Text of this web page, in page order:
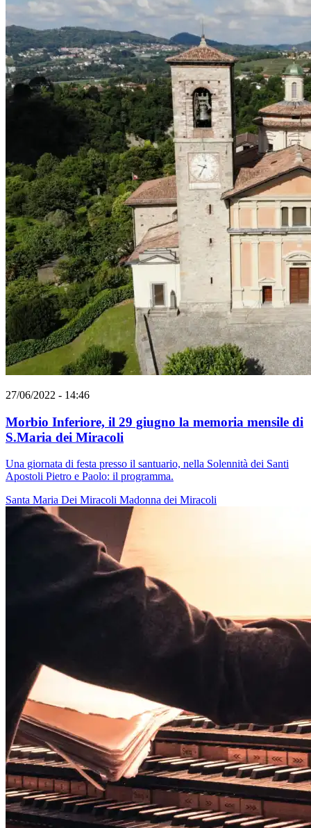
27/06/2022 - 14:46
Morbio Inferiore, il 29 giugno la memoria mensile di
S.Maria dei Miracoli
Una giornata di festa presso il santuario, nella Solennità dei Santi
Apostoli Pietro e Paolo: il programma.
Santa Maria Dei Miracoli Madonna dei Miracoli